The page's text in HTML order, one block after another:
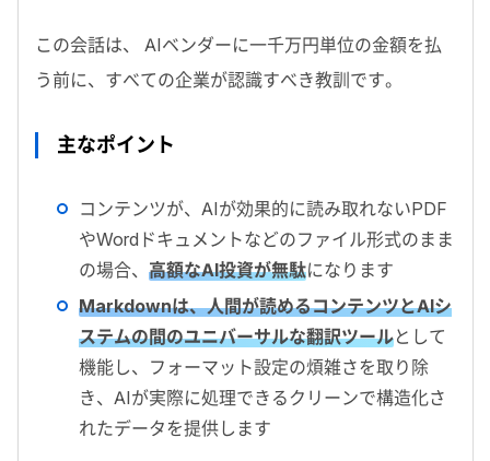
この会話は、 AIベンダーに一千万円単位の金額を払
う前に、すべての企業が認識すべき教訓です。
主なポイント
コンテンツが、 AIが効果的に読み取れないPDF
やWord ドキュメントなどのファイル形式のまま
の場合、 高額なAI投資が無駄になります
Markdownは、人間が読めるコンテンツとAIシ
ステムの間のユニバーサルな翻訳ツールとして
機能し、フォーマット設定の煩雑さを取り除
き、 AIが実際に処理できるクリーンで構造化さ
れたデータを提供します